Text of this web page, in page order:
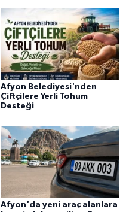
Afyon Belediyesi'nden
Çiftçilere Yerli Tohum
Desteği
Afyon'da yeni araç alanlara